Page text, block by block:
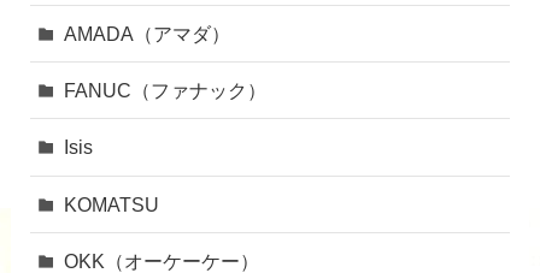
AMADA（アマダ）
FANUC（ファナック）
Isis
KOMATSU
OKK（オーケーケー）